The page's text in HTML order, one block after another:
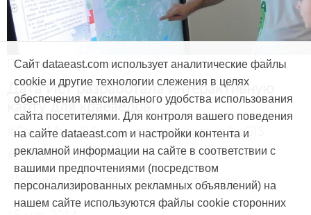
Продукты и услуги
Дата Ист разработала интерактивную
карту для краеведов
#CarryMap #Интерактивная карта #ArcGIS
#Природа #Дети #География
#Мобильная карта #Веб-приложение
Сайт dataeast.com использует аналитические файлы
cookie и другие технологии слежения в целях
обеспечения максимального удобства использования
сайта посетителями. Для контроля вашего поведения
на сайте dataeast.com и настройки контента и
рекламной информации на сайте в соответствии с
вашими предпочтениями (посредством
персонализированных рекламных объявлений) на
нашем сайте используются файлы cookie сторонних